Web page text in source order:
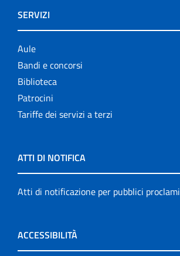
SERVIZI
Aule
Bandi e concorsi
Biblioteca
Patrocini
Tariffe dei servizi a terzi
ATTI DI NOTIFICA
Atti di notificazione per pubblici proclami
ACCESSIBILITÀ